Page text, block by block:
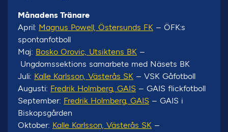
Månadens Tränare
April: Magnus Powell, Östersunds FK – ÖFK:s
spontanfotboll
Maj: Bosko Orovic, Utsiktens BK –
Ungdomssektions samarbete med Näsets BK
Juli: Kalle Karlsson, Västerås SK – VSK Gåfotboll
Augusti: Fredrik Holmberg, GAIS – GAIS flickfotboll
September: Fredrik Holmberg, GAIS – GAIS i
Biskopsgården
Oktober: Kalle Karlsson, Västerås SK –